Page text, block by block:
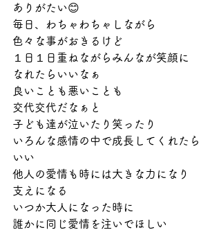
ありがたい😊
毎日、わちゃわちゃしながら
色々な事がおきるけど
１日１日重ねながらみんなが笑顔に
なれたらいいなぁ
良いことも悪いことも
交代交代だなぁと
子ども達が泣いたり笑ったり
いろんな感情の中で成長してくれたら
いい
他人の愛情も時には大きな力になり
支えになる
いつか大人になった時に
誰かに同じ愛情を注いでほしい